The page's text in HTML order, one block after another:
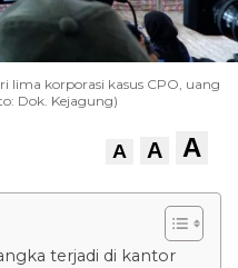
lima korporasi kasus CPO, uang
Dok. Kejagung)
A A A
terjadi di kantor